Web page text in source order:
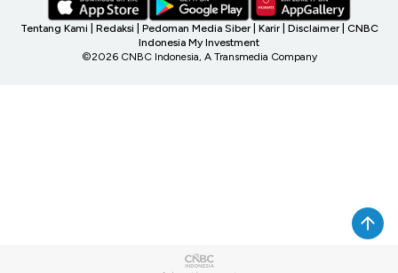
Tentang Kami Redaksi Pedoman Media Siber Karir Disclaimer CNBC
Indonesia My Investment
©2026 CNBC Indonesia, A Transmedia Company